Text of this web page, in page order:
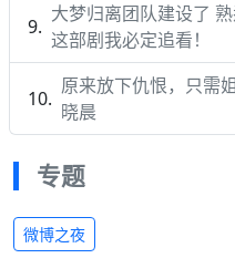
大梦归离团队建设了
这部剧我必定追看！
原来放下仇恨，只需
晓晨
专题
微博之夜